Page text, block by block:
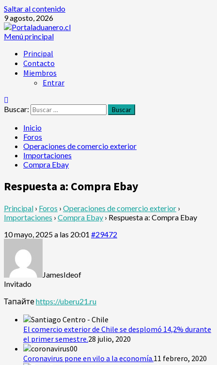
Saltar al contenido
9 agosto, 2026
Menú principal
Principal
Contacto
Miembros
Entrar
Buscar:
Inicio
Foros
Operaciones de comercio exterior
Importaciones
Compra Ebay
Respuesta a: Compra Ebay
Principal › Foros › Operaciones de comercio exterior ›
Importaciones › Compra Ebay › Respuesta a: Compra Ebay
10 mayo, 2025 a las 20:01 #29472
JamesIdeof
Invitado
Тапайтеhttps://uberu21.ru
El comercio exterior de Chile se desplomó 14,2% durante
el primer semestre.28 julio, 2020
Coronavirus pone en vilo a la economía.11 febrero, 2020